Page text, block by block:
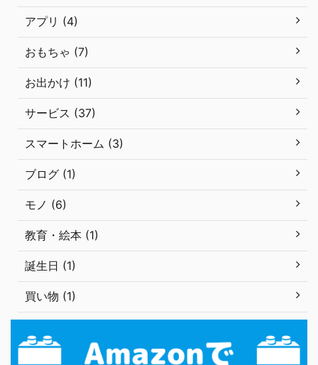
アプリ (4)
おもちゃ (7)
お出かけ (11)
サービス (37)
スマートホーム (3)
ブログ (1)
モノ (6)
教育・絵本 (1)
誕生日 (1)
買い物 (1)